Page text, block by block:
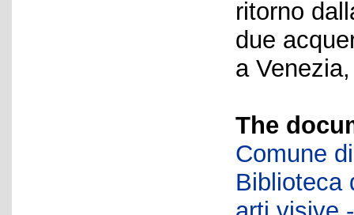
ritorno
due
a
The
Comune
Biblioteca